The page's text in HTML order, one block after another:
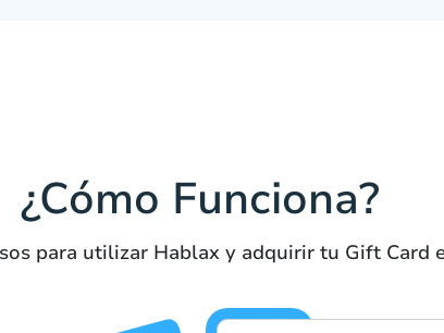
¿Cómo Funciona?
para utilizar Hablax y adquirir tu Gift Card